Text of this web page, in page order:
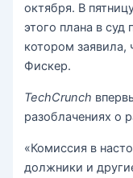
октября. В
этого плана в
котором заявила,
Фискер.
TechCrunch
разоблачениях о
«Комиссия в
должники и